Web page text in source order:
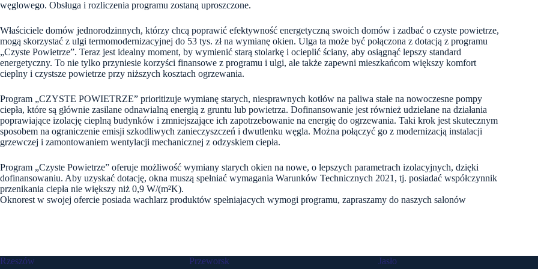
węglowego. Obsługa i rozliczenia programu zostaną uproszczone.
Właściciele domów jednorodzinnych, którzy chcą poprawić efektywność energetyczną swoich domów i zadbać o czyste powietrze,
mogą skorzystać z ulgi termomodernizacyjnej do 53 tys. zł na wymianę okien. Ulga ta może być połączona z dotacją z programu
„Czyste Powietrze”. Teraz jest idealny moment, by wymienić starą stolarkę i ocieplić ściany, aby osiągnąć lepszy standard
energetyczny. To nie tylko przyniesie korzyści finansowe z programu i ulgi, ale także zapewni mieszkańcom większy komfort
cieplny i czystsze powietrze przy niższych kosztach ogrzewania.
Program „CZYSTE POWIETRZE” prioritizuje wymianę starych, niesprawnych kotłów na paliwa stałe na nowoczesne pompy
ciepła, które są głównie zasilane odnawialną energią z gruntu lub powietrza. Dofinansowanie jest również udzielane na działania
poprawiające izolację cieplną budynków i zmniejszające ich zapotrzebowanie na energię do ogrzewania. Taki krok jest skutecznym
sposobem na ograniczenie emisji szkodliwych zanieczyszczeń i dwutlenku węgla. Można połączyć go z modernizacją instalacji
grzewczej i zamontowaniem wentylacji mechanicznej z odzyskiem ciepła.
Program „Czyste Powietrze” oferuje możliwość wymiany starych okien na nowe, o lepszych parametrach izolacyjnych, dzięki
dofinansowaniu. Aby uzyskać dotację, okna muszą spełniać wymagania Warunków Technicznych 2021, tj. posiadać współczynnik
przenikania ciepła nie większy niż 0,9 W/(m²K).
Oknorest w swojej ofercie posiada wachlarz produktów spełniajacych wymogi programu, zapraszamy do naszych salonów
Rzeszów Przeworsk Jasło